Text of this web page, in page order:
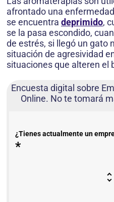
afrontado una
se encuentra deprimido,
se la pasa escondido,
de estrés, si llegó un gato
situación de agresividad
situaciones que alteren el
Encuesta digital sobre
Online. No te tomará
¿Tienes actualmente un
*